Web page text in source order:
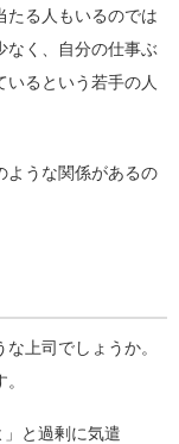
たる人もいるのでは
く、自分の仕事ぶ
いるという若手の人
ような関係があるの
上司でしょうか。
」と過剰に気遣